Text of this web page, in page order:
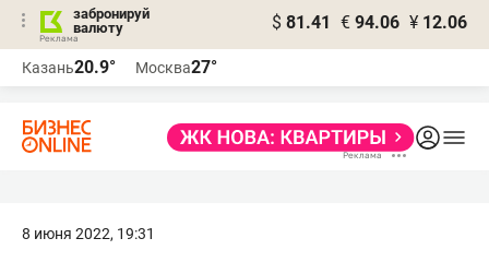
забронируй
валюту
$ 81.41 € 94.06 ¥ 12.06
Казань20.9° Москва27°
8 июня 2022, 19:31